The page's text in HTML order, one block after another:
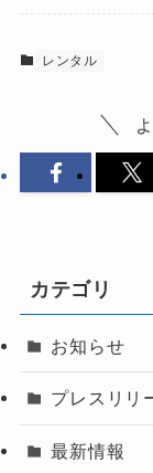
レンタル
カテゴリ
お知らせ
プレスリリ
最新情報